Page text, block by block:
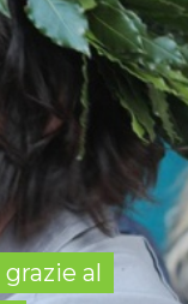
al